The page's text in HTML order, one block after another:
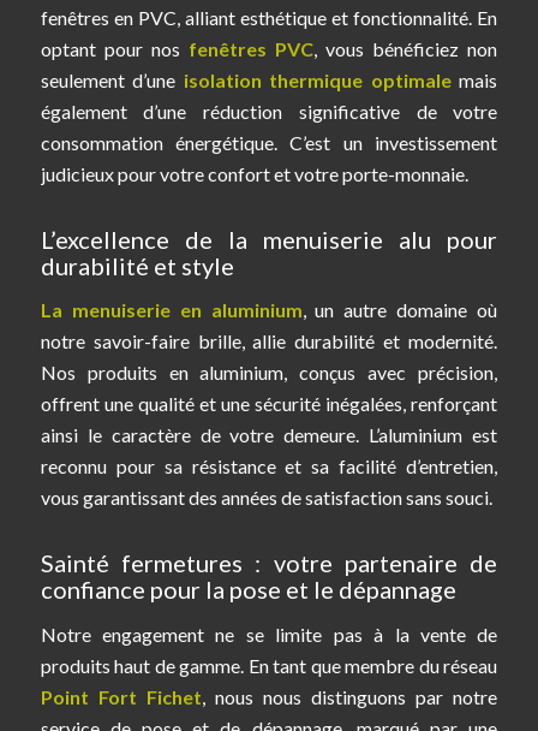
fenêtres en PVC, alliant esthétique et fonctionnalité. En
optant pour nos fenêtres PVC , vous bénéficiez non
seulement d’une isolation thermique optimalemais
également d’une réduction significative de votre
consommation énergétique. C’est un investissement
judicieux pour votre confort et votre porte-monnaie.
L’excellence de la menuiserie alu pour
durabilité et style
La menuiserie en aluminium, un autre domaine où
notre savoir-faire brille, allie durabilité et modernité.
Nos produits en aluminium, conçus avec précision,
offrent une qualité et une sécurité inégalées, renforçant
ainsi le caractère de votre demeure. L’aluminium est
reconnu pour sa résistance et sa facilité d’entretien,
vous garantissant des années de satisfaction sans souci.
Sainté fermetures : votre partenaire de
confiance pour la pose et le dépannage
Notre engagement ne se limite pas à la vente de
produits haut de gamme. En tant que membre du réseau
Point Fort Fichet , nous nous distinguons par notre